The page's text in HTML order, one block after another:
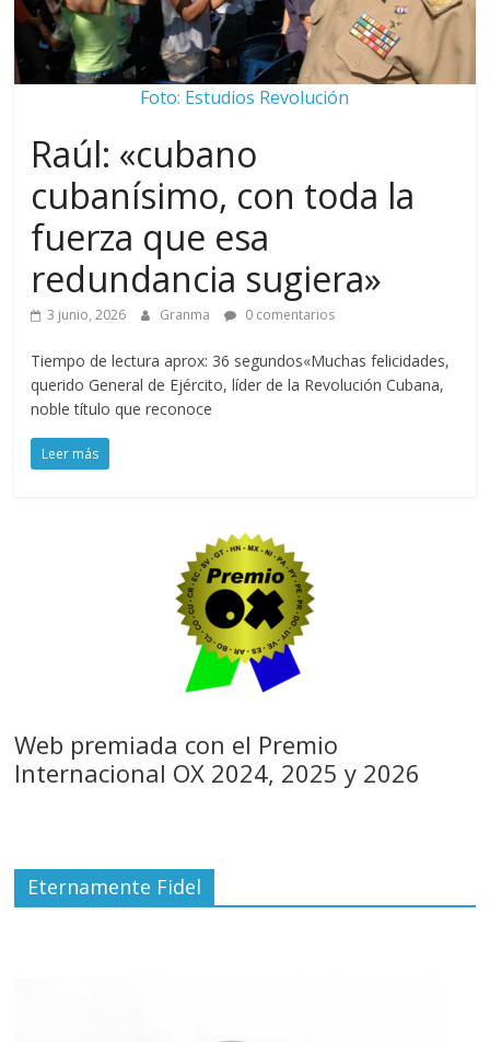
Foto: Estudios Revolución
Raúl: «cubano
cubanísimo, con toda la
fuerza que esa
redundancia sugiera»
3 junio, 2026 Granma 0 comentarios
Tiempo de lectura aprox: 36 segundos«Muchas felicidades,
querido General de Ejército, líder de la Revolución Cubana,
noble título que reconoce
Leer más
Web premiada con el Premio
Internacional OX 2024, 2025 y 2026
Eternamente Fidel